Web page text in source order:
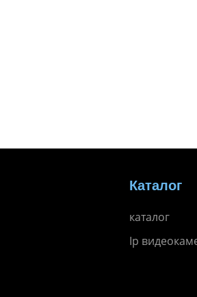
Каталог
каталог
Ip